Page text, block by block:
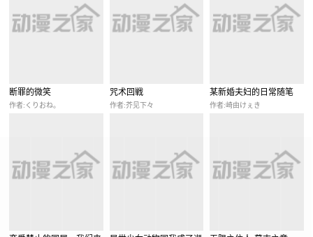
断罪的微笑
作者:くりおね。
咒术回戦
作者:芥见下々
某新婚夫妇的日常随笔
作者:崎由けぇき